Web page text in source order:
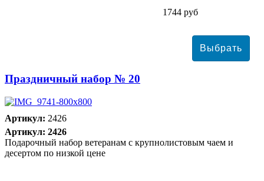
1744 руб
Праздничный набор № 20
Артикул: 2426
Артикул: 2426
Подарочный набор ветеранам с крупнолистовым чаем и
десертом по низкой цене